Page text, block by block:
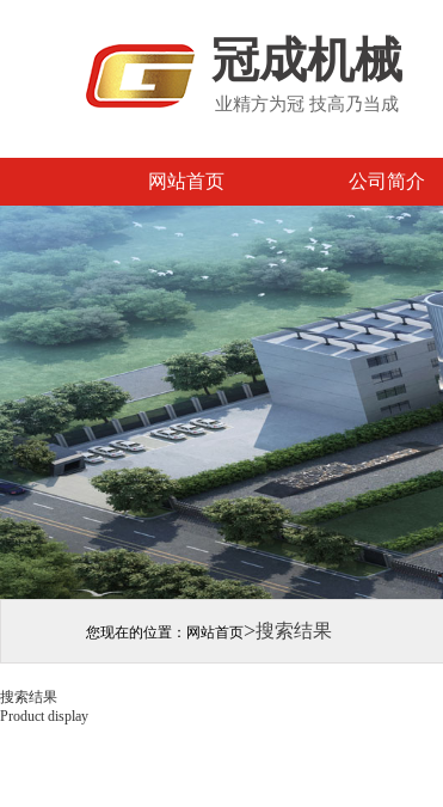
冠成机械
业精方为冠 技高乃当成
网站首页 公司简介
您现在的位置： 网站首页>搜索结果
搜索结果
Product display